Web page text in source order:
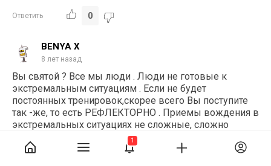
Ответить 0
BENYA X
8 лет назад
Вы святой ? Все мы люди . Люди не готовые к
экстремальным ситуациям . Если не будет
постоянных тренировок,скорее всего Вы поступите
так -же, то есть РЕФЛЕКТОРНО . Приемы вождения в
экстремальных ситуациях не сложные, сложно
правильно ими пользоваться . Очень Сложно .
1